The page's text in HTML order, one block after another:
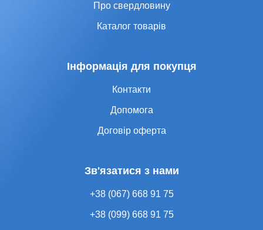
Про свердловину
Каталог товарів
Інформація для покупця
Контакти
Допомога
Договір оферта
Зв'язатися з нами
+38 (067) 668 91 75
+38 (099) 668 91 75